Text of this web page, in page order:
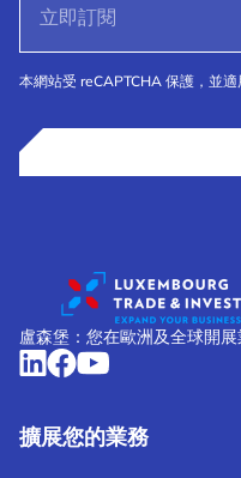
本網站受 reCAPTCHA 保護，並
盧森堡：您在歐洲及全球開
擴展您的業務